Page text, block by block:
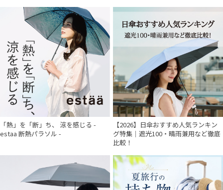
「熱」を「断」ち、 涼を感じる -
estaa 断熱パラソル -
【2026】日傘おすすめ人気ランキン
グ特集｜遮光100・晴雨兼用など徹底
比較！